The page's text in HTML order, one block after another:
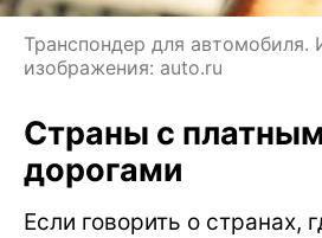
Транспондер для автомобиля.
изображения: auto.ru
Страны с
дорогами
Если говорить о странах,